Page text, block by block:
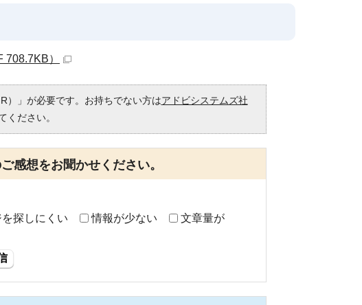
）
）」が必要です。お持ちでない方はアドビシステムズ社
ください。
感想をお聞かせください。
探しにくい 情報が少ない
文章量が